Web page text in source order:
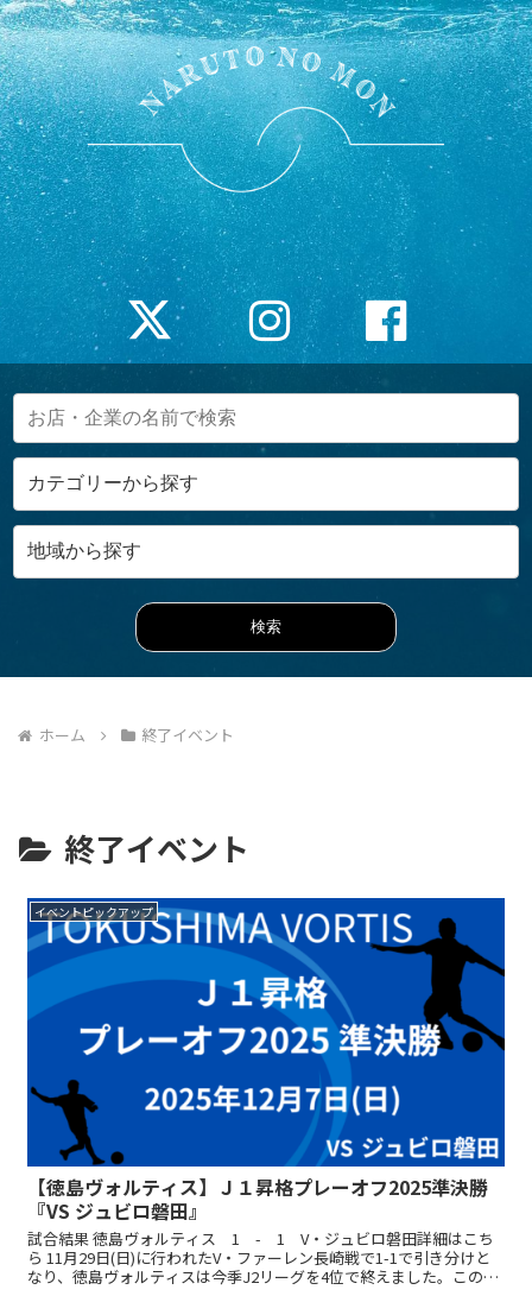
ホーム 終了イベント
終了イベント
イベントピックアップ
【徳島ヴォルティス】Ｊ１昇格プレーオフ2025準決勝
『VS ジュビロ磐田』
試合結果 徳島ヴォルティス 1 - 1 V・ジュビロ磐田詳細はこち
ら 11月29日(日)に行われたV・ファーレン長崎戦で1-1で引き分けと
なり、徳島ヴォルティスは今季J2リーグを4位で終えました。この結